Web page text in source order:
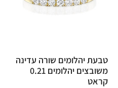
טבעת יהלומים שורה עדינה
משובצים יהלומים 0.21
קראט